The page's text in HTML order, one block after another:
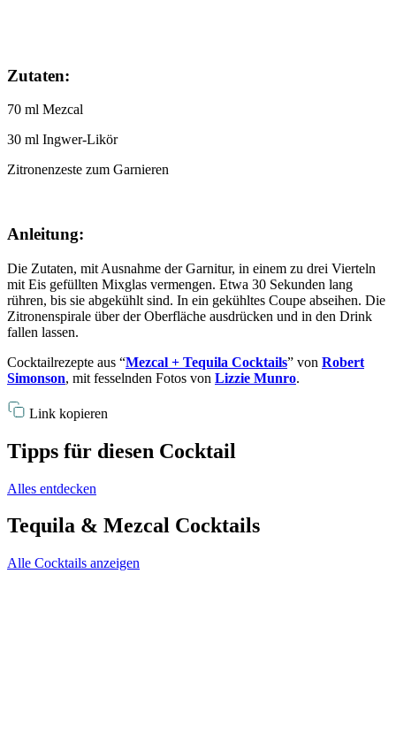
Zutaten:
70 ml Mezcal
30 ml Ingwer-Likör
Zitronenzeste zum Garnieren
Anleitung:
Die Zutaten, mit Ausnahme der Garnitur, in einem zu drei Vierteln
mit Eis gefüllten Mixglas vermengen. Etwa 30 Sekunden lang
rühren, bis sie abgekühlt sind. In ein gekühltes Coupe abseihen. Die
Zitronenspirale über der Oberfläche ausdrücken und in den Drink
fallen lassen.
Cocktailrezepte aus “Mezcal + Tequila Cocktails” von Robert
Simonson, mit fesselnden Fotos von Lizzie Munro.
Link kopieren
Tipps für diesen Cocktail
Alles entdecken
Tequila & Mezcal Cocktails
Alle Cocktails anzeigen